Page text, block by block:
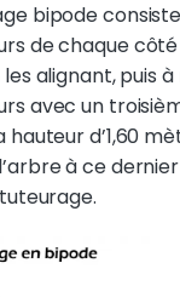
bipode
de chaque
alignant, puis
avec un
hauteur d’1,60
à ce